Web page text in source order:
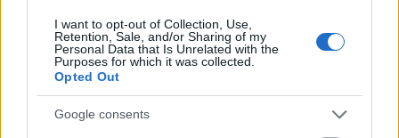
I want to opt-out of Collection, Use,
Retention, Sale, and/or Sharing of my
Personal Data that Is Unrelated with the
Purposes for which it was collected.
Opted Out
Google consents
fejlődés támogatása.
A lakosságra is fontos szerep hárul a
szúnyoginvázió elkerülésében